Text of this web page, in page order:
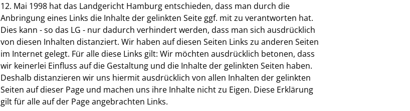
12. Mai 1998 hat das Landgericht Hamburg entschieden, dass man durch die
Anbringung eines Links die Inhalte der gelinkten Seite ggf. mit zu verantworten hat.
Dies kann - so das LG - nur dadurch verhindert werden, dass man sich ausdrücklich
von diesen Inhalten distanziert. Wir haben auf diesen Seiten Links zu anderen Seiten
im Internet gelegt. Für alle diese Links gilt: Wir möchten ausdrücklich betonen, dass
wir keinerlei Einfluss auf die Gestaltung und die Inhalte der gelinkten Seiten haben.
Deshalb distanzieren wir uns hiermit ausdrücklich von allen Inhalten der gelinkten
Seiten auf dieser Page und machen uns ihre Inhalte nicht zu Eigen. Diese Erklärung
gilt für alle auf der Page angebrachten Links.